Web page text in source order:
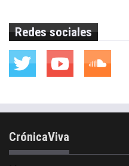
Redes sociales
CrónicaViva